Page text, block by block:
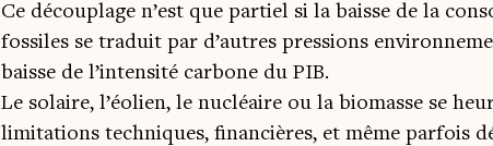
Ce découplage n’est que partiel si la baisse de la
fossiles se traduit par d’autres pressions
baisse de l’intensité carbone du PIB.
Le solaire, l’éolien, le nucléaire ou la biomasse se
limitations techniques, financières, et même parfois